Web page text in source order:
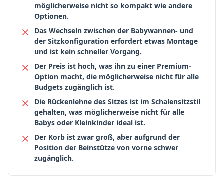
möglicherweise nicht so kompakt wie andere
Optionen.
Das Wechseln zwischen der Babywannen- und
der Sitzkonfiguration erfordert etwas Montage
und ist kein schneller Vorgang.
Der Preis ist hoch, was ihn zu einer Premium-
Option macht, die möglicherweise nicht für alle
Budgets zugänglich ist.
Die Rückenlehne des Sitzes ist im Schalensitzstil
gehalten, was möglicherweise nicht für alle
Babys oder Kleinkinder ideal ist.
Der Korb ist zwar groß, aber aufgrund der
Position der Beinstütze von vorne schwer
zugänglich.